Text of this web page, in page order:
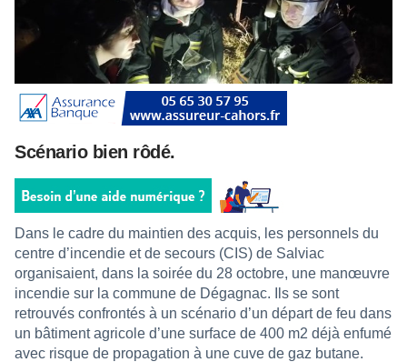
Scénario bien rôdé.
Dans le cadre du maintien des acquis, les personnels du
centre d’incendie et de secours (CIS) de Salviac
organisaient, dans la soirée du 28 octobre, une manœuvre
incendie sur la commune de Dégagnac. Ils se sont
retrouvés confrontés à un scénario d’un départ de feu dans
un bâtiment agricole d’une surface de 400 m2 déjà enfumé
avec risque de propagation à une cuve de gaz butane.